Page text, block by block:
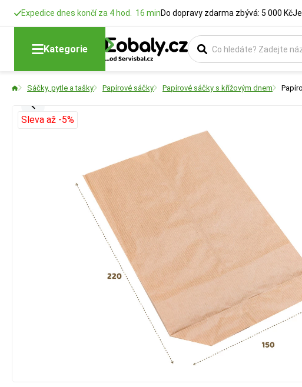
Expedice dnes končí za 4 hod. 16 minDo dopravy zdarma zbývá: 5 000 Kč
Kategorie
Sáčky, pytle a tašky Papírové sáčky Papírové sáčky s křížovým dnem
Sleva až -5%